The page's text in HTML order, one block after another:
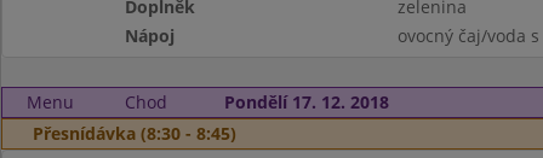
Doplněk
zelenina
Nápoj
ovocný čaj/voda
Menu Chod
Pondělí 17. 12. 2018
Přesnídávka (8:30 - 8:45)